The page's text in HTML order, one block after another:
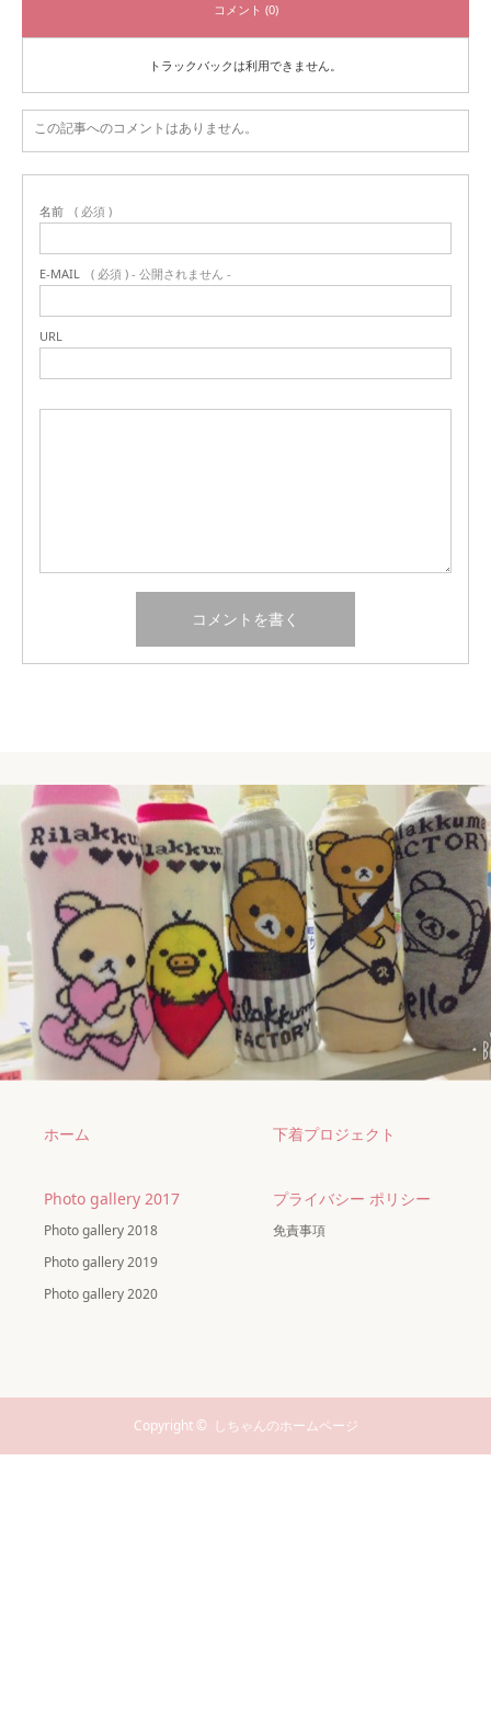
コメント (0)
トラックバックは利用できません。
この記事へのコメントはありません。
名前 ( 必須 )
E-MAIL ( 必須 ) - 公開されません -
URL
ホーム 下着プロジェクト
Photo gallery 2017
Photo gallery 2018
Photo gallery 2019
Photo gallery 2020
プライバシー ポリシー
免責事項
Copyright © しちゃんのホームページ